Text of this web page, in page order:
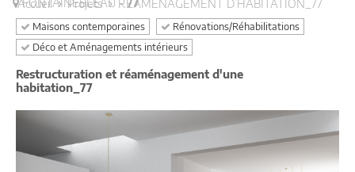
FONTAINEBLEAU -77
Accueil Projets REAMENAGEMENT D’HABITATION_77
Maisons contemporaines
Rénovations/Réhabilitations
Déco et Aménagements intérieurs
Restructuration et réaménagement d'une
habitation_77